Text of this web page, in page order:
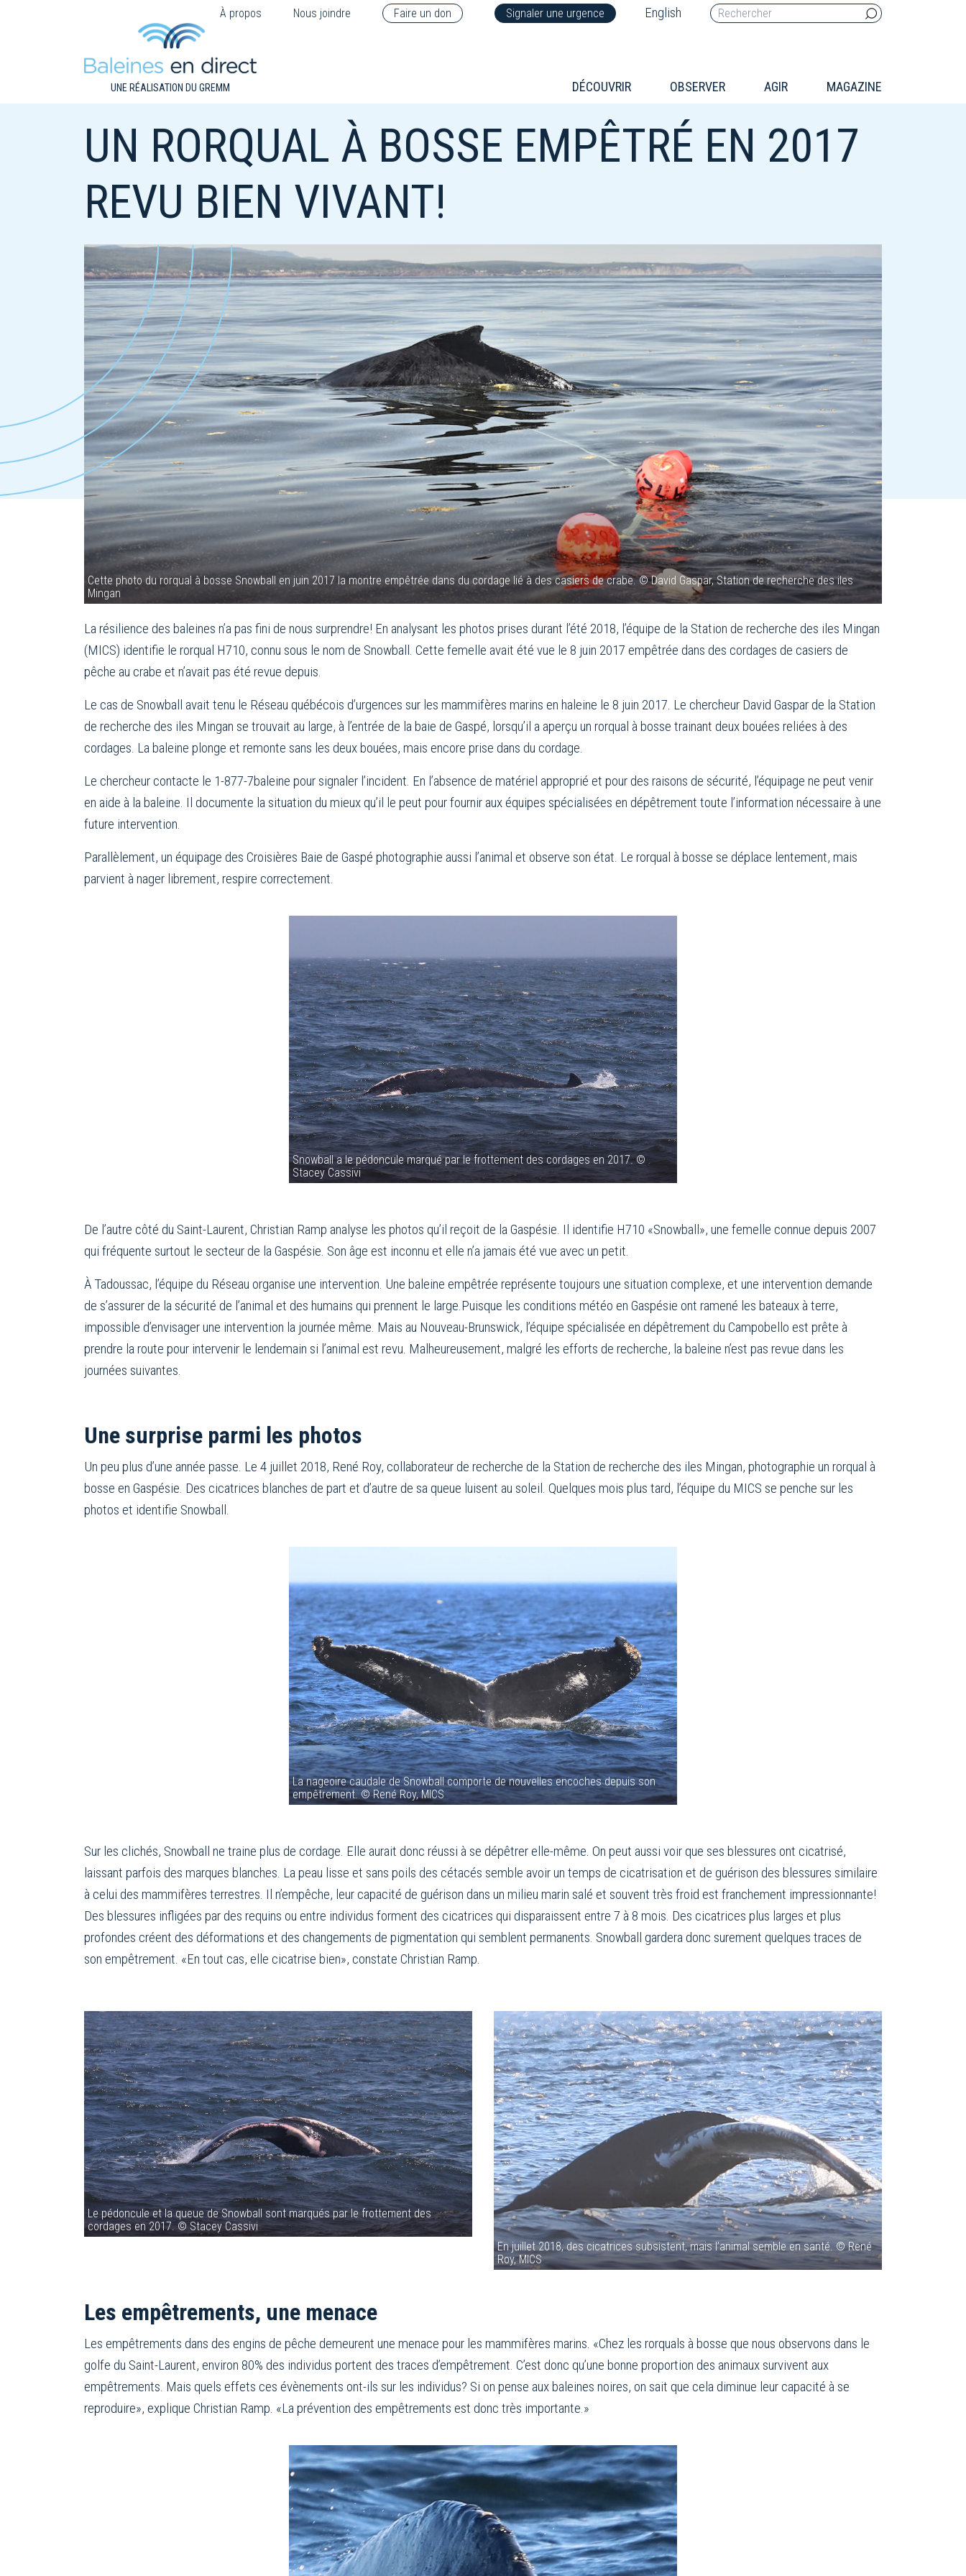
À propos Nous joindre Faire un don Signaler une urgence English
UNE RÉALISATION DU GREMM DÉCOUVRIR OBSERVER AGIR MAGAZINE
UN RORQUAL À BOSSE EMPÊTRÉ EN 2017
REVU BIEN VIVANT!
Cette photo du rorqual à bosse Snowball en juin 2017 la montre empêtrée dans du cordage lié à des casiers de crabe. © David Gaspar, Station de recherche des iles
Mingan
La résilience des baleines n’a pas fini de nous surprendre! En analysant les photos prises durant l’été 2018, l’équipe de la Station de recherche des iles Mingan
(MICS) identifie le rorqual H710, connu sous le nom de Snowball. Cette femelle avait été vue le 8 juin 2017 empêtrée dans des cordages de casiers de
pêche au crabe et n’avait pas été revue depuis.
Le cas de Snowball avait tenu le Réseau québécois d’urgences sur les mammifères marins en haleine le 8 juin 2017. Le chercheur David Gaspar de la Station
de recherche des iles Mingan se trouvait au large, à l’entrée de la baie de Gaspé, lorsqu’il a aperçu un rorqual à bosse trainant deux bouées reliées à des
cordages. La baleine plonge et remonte sans les deux bouées, mais encore prise dans du cordage.
Le chercheur contacte le 1-877-7baleine pour signaler l’incident. En l’absence de matériel approprié et pour des raisons de sécurité, l’équipage ne peut venir
en aide à la baleine. Il documente la situation du mieux qu’il le peut pour fournir aux équipes spécialisées en dépêtrement toute l’information nécessaire à une
future intervention.
Parallèlement, un équipage des Croisières Baie de Gaspé photographie aussi l’animal et observe son état. Le rorqual à bosse se déplace lentement, mais
parvient à nager librement, respire correctement.
Snowball a le pédoncule marqué par le frottement des cordages en 2017. ©
Stacey Cassivi
De l’autre côté du Saint-Laurent, Christian Ramp analyse les photos qu’il reçoit de la Gaspésie. Il identifie H710 «Snowball», une femelle connue depuis 2007
qui fréquente surtout le secteur de la Gaspésie. Son âge est inconnu et elle n’a jamais été vue avec un petit.
À Tadoussac, l’équipe du Réseau organise une intervention. Une baleine empêtrée représente toujours une situation complexe, et une intervention demande
de s’assurer de la sécurité de l’animal et des humains qui prennent le large.Puisque les conditions météo en Gaspésie ont ramené les bateaux à terre,
impossible d’envisager une intervention la journée même. Mais au Nouveau-Brunswick, l’équipe spécialisée en dépêtrement du Campobello est prête à
prendre la route pour intervenir le lendemain si l’animal est revu. Malheureusement, malgré les efforts de recherche, la baleine n’est pas revue dans les
journées suivantes.
Une surprise parmi les photos
Un peu plus d’une année passe. Le 4 juillet 2018, René Roy, collaborateur de recherche de la Station de recherche des iles Mingan, photographie un rorqual à
bosse en Gaspésie. Des cicatrices blanches de part et d’autre de sa queue luisent au soleil. Quelques mois plus tard, l’équipe du MICS se penche sur les
photos et identifie Snowball.
La nageoire caudale de Snowball comporte de nouvelles encoches depuis son
empêtrement. © René Roy, MICS
Sur les clichés, Snowball ne traine plus de cordage. Elle aurait donc réussi à se dépêtrer elle-même. On peut aussi voir que ses blessures ont cicatrisé,
laissant parfois des marques blanches. La peau lisse et sans poils des cétacés semble avoir un temps de cicatrisation et de guérison des blessures similaire
à celui des mammifères terrestres. Il n’empêche, leur capacité de guérison dans un milieu marin salé et souvent très froid est franchement impressionnante!
Des blessures infligées par des requins ou entre individus forment des cicatrices qui disparaissent entre 7 à 8 mois. Des cicatrices plus larges et plus
profondes créent des déformations et des changements de pigmentation qui semblent permanents. Snowball gardera donc surement quelques traces de
son empêtrement. «En tout cas, elle cicatrise bien», constate Christian Ramp.
Le pédoncule et la queue de Snowball sont marqués par le frottement des
cordages en 2017. © Stacey Cassivi
En juillet 2018, des cicatrices subsistent, mais l’animal semble en santé. © René
Roy, MICS
Les empêtrements, une menace
Les empêtrements dans des engins de pêche demeurent une menace pour les mammifères marins. «Chez les rorquals à bosse que nous observons dans le
golfe du Saint-Laurent, environ 80% des individus portent des traces d’empêtrement. C’est donc qu’une bonne proportion des animaux survivent aux
empêtrements. Mais quels effets ces évènements ont-ils sur les individus? Si on pense aux baleines noires, on sait que cela diminue leur capacité à se
reproduire», explique Christian Ramp. «La prévention des empêtrements est donc très importante.»